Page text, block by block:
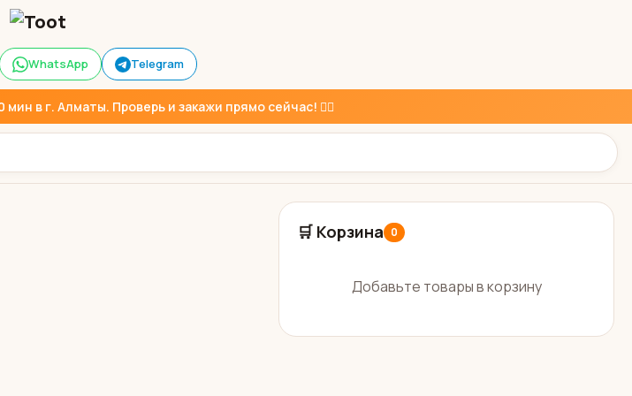
WhatsApp Telegram
в г. Алматы. Проверь и закажи прямо сейчас! 👇🏼
🛒 Корзина 0
Добавьте товары в корзину